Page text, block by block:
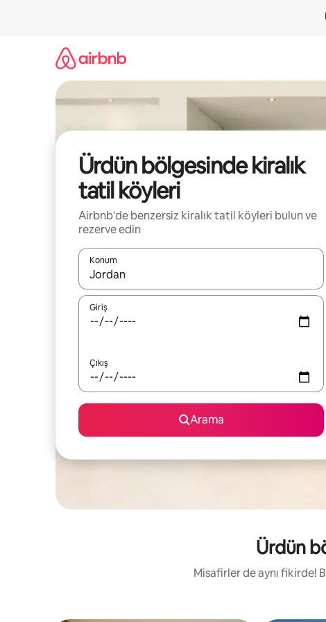
Ürdün bölgesinde kiralık
tatil köyleri
Airbnb'de benzersiz kiralık tatil köyleri bulun ve
rezerve edin
Konum
Sonuçlar kullanılabilir olduğunda yukarı ve aşağı
Giriş
Çıkış
Arama
Ürdün
Misafirler de aynı fikirde!